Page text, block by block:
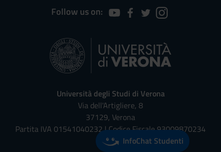
Follow us on:
Università degli Studi di Verona
Via dell'Artigliere, 8
37129, Verona
Partita IVA 01541040232 | Codice Fiscale 93009870234
InfoChat Studenti